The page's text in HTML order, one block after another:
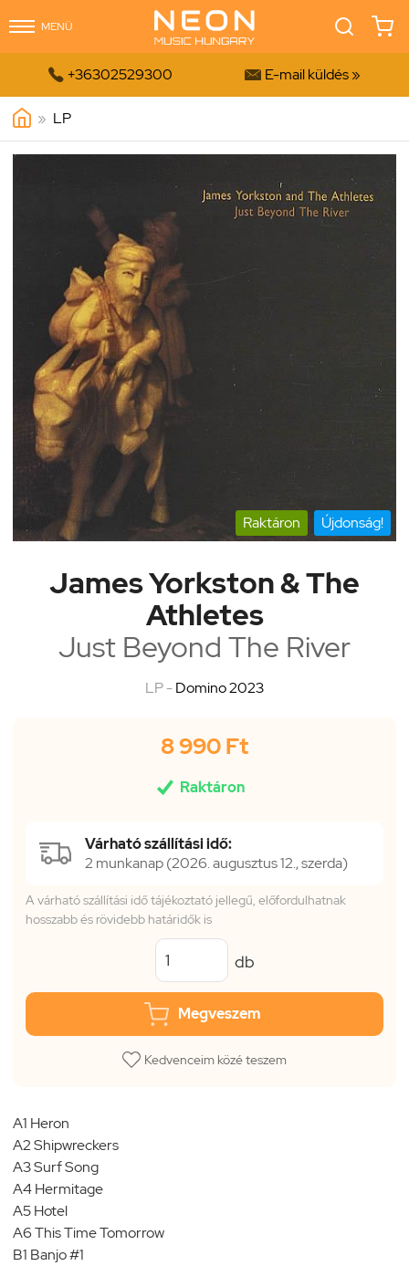
MENÜ
 +36302529300  E-mail küldés »
» LP
Raktáron Újdonság!
James Yorkston & The
Athletes
Just Beyond The River
LP -Domino 2023
8 990 Ft
 Raktáron
Várható szállítási idő:
2 munkanap (2026. augusztus 12., szerda)
A várható szállítási idő tájékoztató jellegű, előfordulhatnak
hosszabb és rövidebb határidők is
db
Megveszem
Kedvenceim közé teszem
A1 Heron
A2 Shipwreckers
A3 Surf Song
A4 Hermitage
A5 Hotel
A6 This Time Tomorrow
B1 Banjo #1